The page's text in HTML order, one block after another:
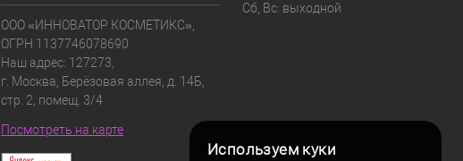
Используем куки
ООО «ИННОВАТОР КОСМЕТИКС»,
ОГРН 1137746078690
Наш адрес: 127273,
г. Москва, Берёзовая аллея, д. 14Б,
стр. 2, помещ. 3/4
Посмотреть на карте
Сб, Вс: выходной